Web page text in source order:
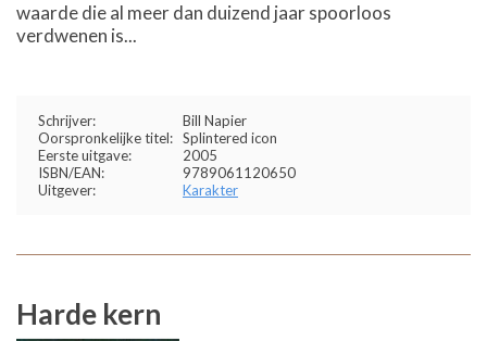
waarde die al meer dan duizend jaar spoorloos
verdwenen is...
Schrijver:
Bill Napier
Oorspronkelijke titel: Splintered icon
Eerste uitgave:
2005
ISBN/EAN:
9789061120650
Uitgever:
Karakter
Harde kern